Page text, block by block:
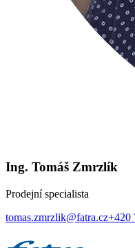
Ing. Tomáš Zmrzlík
Prodejní specialista
tomas.zmrzlik@fatra.cz+420